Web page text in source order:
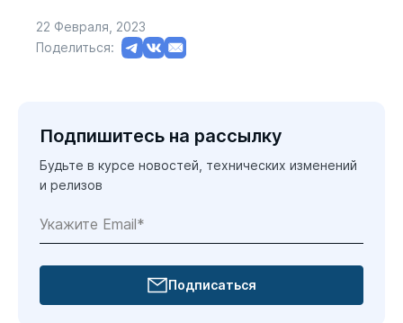
22 Февраля, 2023
Поделиться:
Подпишитесь на рассылку
Будьте в курсе новостей, технических изменений
и релизов
Подписаться